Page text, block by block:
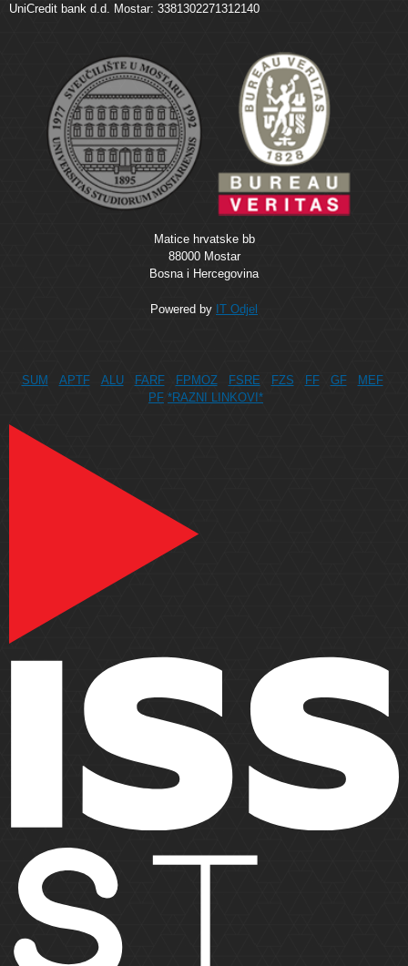
UniCredit bank d.d. Mostar: 3381302271312140
Matice hrvatske bb
88000 Mostar
Bosna i Hercegovina
Powered by IT Odjel
SUM APTF ALU FARF FPMOZ FSRE FZS FF GF
MEF
PF *RAZNI LINKOVI*